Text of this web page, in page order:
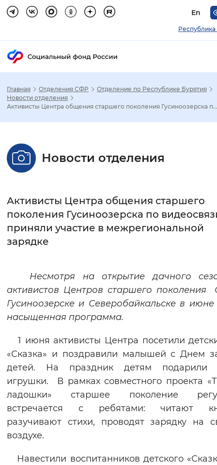
En
Республика
Настройка режима отображения
Стандартный Увеличенный
Без засечек
Интервал между буквами
Цвет сайта
Инверсивный
Синий фон
Изображения
Включены Выключены
Воспроизвести Остановить
Главная Отделения СФР
Отделение по Республике Бурятия
Новости отделения
Активисты Центра общения старшего поколения Гусиноозерска п...
Новости отделения
Активисты Центра общения старшего
поколения Гусиноозерска по
приняли участие в межрегиональной
зарядке
Несмотря на открытие дачного
активистов Центров старшего
Гусиноозерске и Северобайкальске в июне
насыщенная программа.
1 июня активисты Центра посетили
«Сказка» и поздравили малышей с Днем
детей. На праздник детям подарили
игрушки. В рамках совместного проекта
ладошки» старшее поколение
встречается с ребятами: читают
разучивают стихи, проводят зарядку на
воздухе.
Навестили воспитанников детского